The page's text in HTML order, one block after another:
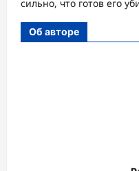
сильно, что готов его
Об авторе